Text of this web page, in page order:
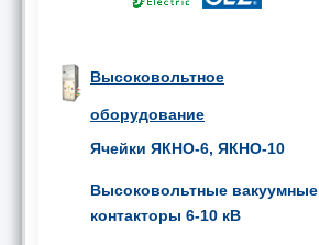
Высоковольтное
оборудование
Ячейки ЯКНО-6, ЯКНО-10
Высоковольтные вакуумные
контакторы 6-10 кВ